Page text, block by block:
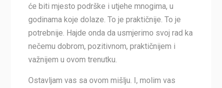
će biti mjesto podrške i utjehe mnogima, u
godinama koje dolaze. To je praktičnije. To je
potrebnije. Hajde onda da usmjerimo svoj rad ka
nečemu dobrom, pozitivnom, praktičnijem i
važnijem u ovom trenutku.
Ostavljam vas sa ovom mišlju. I, molim vas